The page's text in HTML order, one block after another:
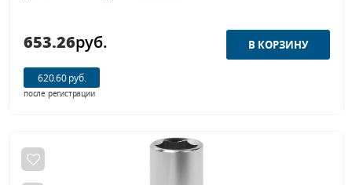
653.26руб.
620.60 руб.
после регистрации